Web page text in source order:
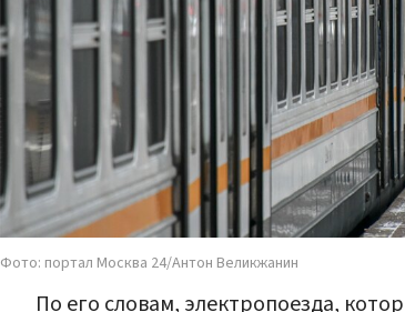
Фото: портал Москва 24/Антон Великжанин
По его словам, электропоезда,